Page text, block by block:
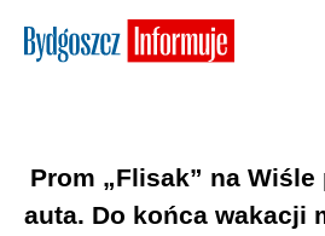
Prom „Flisak” na
auta. Do końca wakacji